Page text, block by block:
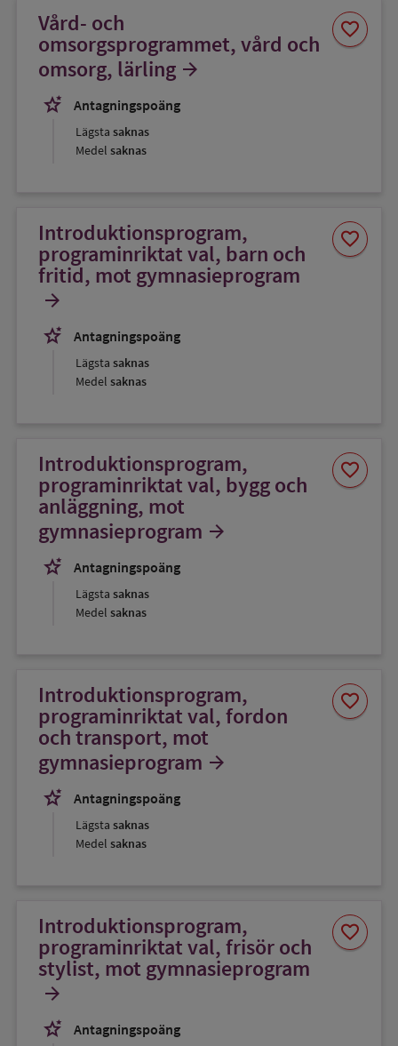
Vård- och
omsorgsprogrammet, vård och
omsorg, lärling arrow_forward
stars_2
Antagningspoäng
Lägsta saknas
Medel saknas
favorite
Spara
som
Introduktionsprogram,
programinriktat val, barn och
fritid, mot gymnasieprogram
arrow_forward
stars_2
Antagningspoäng
Lägsta saknas
Medel saknas
favorite
Spara
som
Introduktionsprogram,
programinriktat val, bygg och
anläggning, mot
gymnasieprogram arrow_forward
stars_2
Antagningspoäng
Lägsta saknas
Medel saknas
favorite
Spara
som
Introduktionsprogram,
programinriktat val, fordon
och transport, mot
gymnasieprogram arrow_forward
stars_2
Antagningspoäng
Lägsta saknas
Medel saknas
favorite
Spara
som
Introduktionsprogram,
programinriktat val, frisör och
stylist, mot gymnasieprogram
arrow_forward
stars_2
Antagningspoäng
favorite
Spara
som